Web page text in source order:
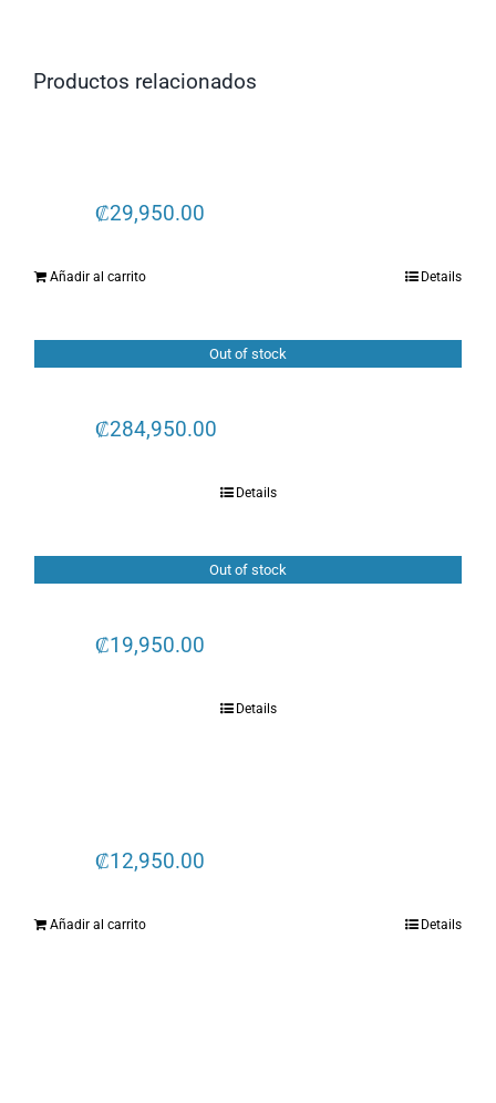
₡29,950.00
Añadir al carrito Details
Out of stock
₡284,950.00
Details
Out of stock
₡19,950.00
Details
₡12,950.00
Añadir al carrito Details